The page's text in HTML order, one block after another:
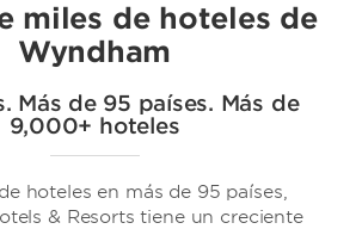
Collection by Wyndham
miles de hoteles de
Wyndham
Más de 95 países. Más de
9,000+ hoteles
hoteles en más de 95 países,
& Resorts tiene un creciente